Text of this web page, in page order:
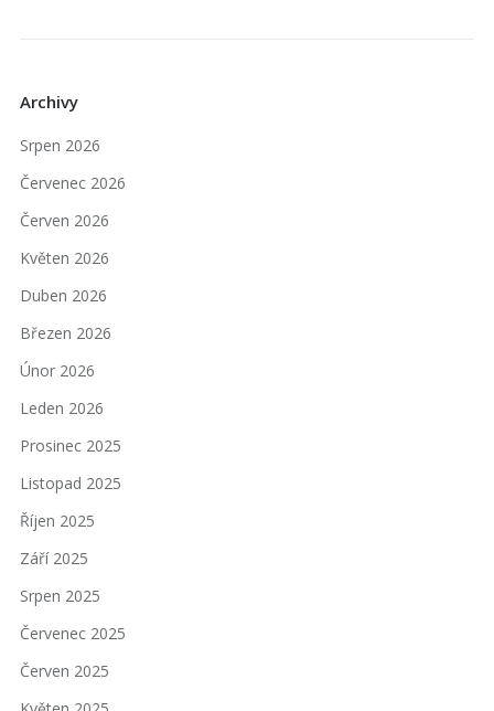
Archivy
Srpen 2026
Červenec 2026
Červen 2026
Květen 2026
Duben 2026
Březen 2026
Únor 2026
Leden 2026
Prosinec 2025
Listopad 2025
Říjen 2025
Září 2025
Srpen 2025
Červenec 2025
Červen 2025